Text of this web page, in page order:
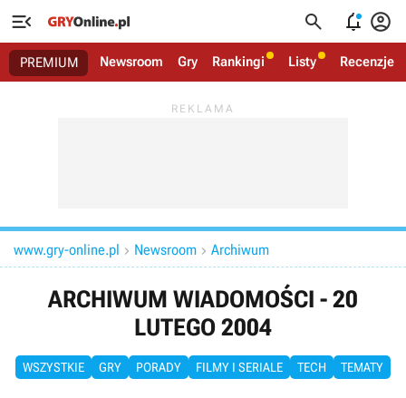
   
PREMIUM Newsroom Gry Rankingi Listy Recenzje
www.gry-online.pl  Newsroom  Archiwum
ARCHIWUM WIADOMOŚCI - 20
LUTEGO 2004
WSZYSTKIE GRY PORADY FILMY I SERIALE TECH TEMATY